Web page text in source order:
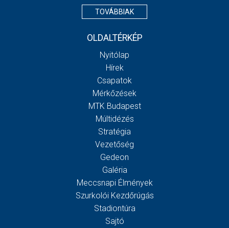
TOVÁBBIAK
OLDALTÉRKÉP
Nyitólap
Hírek
Csapatok
Mérkőzések
MTK Budapest
Múltidézés
Stratégia
Vezetőség
Gedeon
Galéria
Meccsnapi Élmények
Szurkolói Kezdőrúgás
Stadiontúra
Sajtó